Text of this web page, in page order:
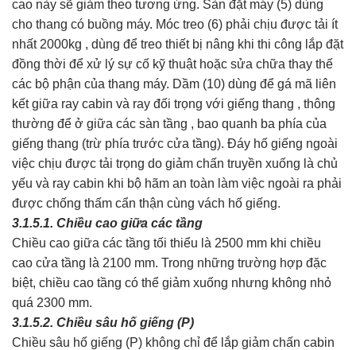
cao này sẽ giảm theo tương ứng. Sàn đặt máy (5) dùng
cho thang có buồng máy. Móc treo (6) phải chịu được tải ít
nhất 2000kg , dùng để treo thiết bị nâng khi thi công lắp đặt
đồng thời để xử lý sự cố kỹ thuật hoặc sửa chữa thay thế
các bộ phận của thang máy. Dầm (10) dùng để gá mã liên
kết giữa ray cabin và ray đối trọng với giếng thang , thông
thường để ở giữa các sàn tầng , bao quanh ba phía của
giếng thang (trừ phía trước cửa tầng). Đáy hố giếng ngoài
việc chịu được tải trọng do giảm chấn truyền xuống là chủ
yếu và ray cabin khi bộ hãm an toàn làm việc ngoài ra phải
được chống thấm cẩn thận cùng vách hố giếng.
3.1.5.1. Chiều cao giữa các tầng
Chiều cao giữa các tầng tối thiểu là 2500 mm khi chiều
cao cửa tầng là 2100 mm. Trong những trường hợp đặc
biệt, chiều cao tầng có thể giảm xuống nhưng không nhỏ
quá 2300 mm.
3.1.5.2. Chiều sâu hố giếng (P)
Chiều sâu hố giếng (P) không chỉ để lắp giảm chấn cabin